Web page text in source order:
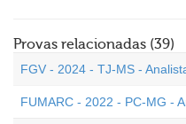
Provas relacionadas (39)
FGV - 2024 - TJ-MS -
FUMARC - 2022 - PC-MG -